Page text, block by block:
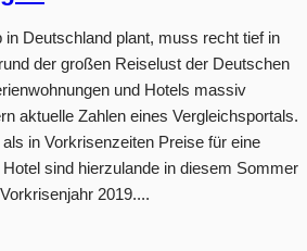
in Deutschland plant, muss recht tief in
der großen Reiselust der Deutschen
und Hotels massiv
aktuelle Zahlen eines Vergleichsportals.
in Vorkrisenzeiten Preise für eine
sind hierzulande in diesem Sommer
2019....